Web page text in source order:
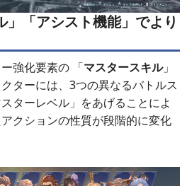
「アシスト機能」でより
強化要素の 「マスタースキル」
ターには、3つの異なるバトルス
ターレベル」をあげることによ
クションの性質が段階的に変化